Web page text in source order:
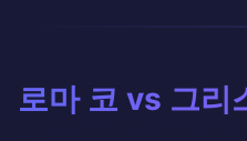
로마 코 vs 그리